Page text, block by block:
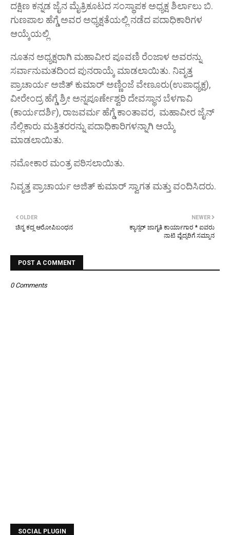
ದಕ್ಷಿಣ ಕನ್ನಡ ಜೈನ ಮೈತ್ರಿಕೂಟದ ಸಂಸ್ಥಾಪಕ ಅಧ್ಯಕ್ಷ ಶಿರ್ಲಾಲು ಬಿ.
ಗುಣಪಾಲ ಹೆಗ್ಡೆ ಅವರ ಅಧ್ಯಕ್ಷತೆಯಲ್ಲಿ ನಡೆದ ಪದಾಧಿಕಾರಿಗಳ
ಆಯ್ಕೆಯಲ್ಲಿ
ನೂತನ ಅಧ್ಯಕ್ಷರಾಗಿ ಮಹಾವೀರ ಪೂವಣಿ ರೆಂಜಾಳ ಅವರನ್ನು
ಸರ್ವಾನುಮತದಿಂದ ಪುನರಾಯ್ಕೆ ಮಾಡಲಾಯಿತು. ನಿವೃತ್ತ
ಪ್ರಾಚಾರ್ಯ ಅಜಿತ್ ಕುಮಾರ್ ಅಣ್ಣಿಂಜೆ ವೇಣೂರು(ಉಪಾಧ್ಯಕ್ಷ),
ವೀರೇಂದ್ರ ಹೆಗ್ಡೆ ಶ್ರೀ ಅನ್ನಪೂರ್ಣೇಶ್ವರಿ ದೇವಸ್ಥಾನ ಬೆಳಗಾವಿ
(ಕಾರ್ಯದರ್ಶಿ), ರಾಜವರ್ಮ ಹೆಗ್ಡೆ ಕಾಂತಾವರ, ಮಹಾವೀರ ಜೈನ್
ನೆಲ್ಲಿಕಾರು ಮತ್ತಿತರರನ್ನು ಪದಾಧಿಕಾರಿಗಳನ್ನಾಗಿ ಆಯ್ಕೆ
ಮಾಡಲಾಯಿತು.
ನಮೋಕಾರ ಮಂತ್ರ ಪಠಿಸಲಾಯಿತು.
ನಿವೃತ್ತ ಪ್ರಾಚಾರ್ಯ ಅಜಿತ್ ಕುಮಾರ್ ಸ್ವಾಗತ ಮತ್ತು ವಂದಿಸಿದರು.
NEWER
ಕ್ಯಾನ್ಸರ್ ಜಾಗೃತಿ ಕಾರ್ಯಾಗಾರ * ಐವರು
ನಾಟಿ ವೈದ್ಯರಿಗೆ ಸಮ್ಮಾನ
OLDER
ಚಿನ್ನ ಕದ್ದ ಆರೋಪಿಬಂಧನ
POST A COMMENT
0 Comments
SOCIAL PLUGIN